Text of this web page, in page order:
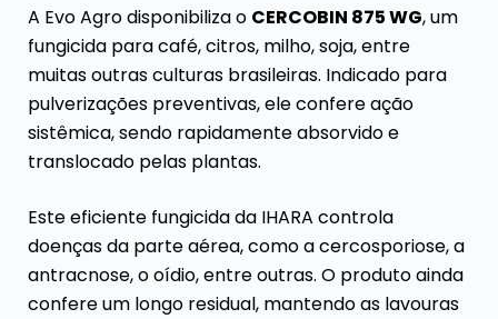
A Evo Agro disponibiliza o CERCOBIN 875 WG, um
fungicida para café, citros, milho, soja, entre
muitas outras culturas brasileiras. Indicado para
pulverizações preventivas, ele confere ação
sistêmica, sendo rapidamente absorvido e
translocado pelas plantas.
Este eficiente fungicida da IHARA controla
doenças da parte aérea, como a cercosporiose, a
antracnose, o oídio, entre outras. O produto ainda
confere um longo residual, mantendo as lavouras